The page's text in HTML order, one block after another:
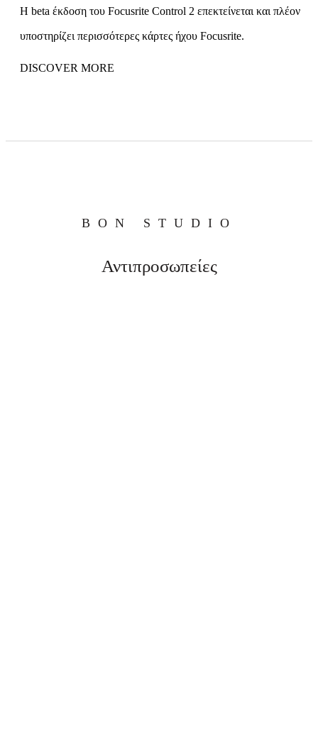
Η beta έκδοση του Focusrite Control 2 επεκτείνεται και πλέον
υποστηρίζει περισσότερες κάρτες ήχου Focusrite.
DISCOVER MORE
BON STUDIO
Αντιπροσωπείες